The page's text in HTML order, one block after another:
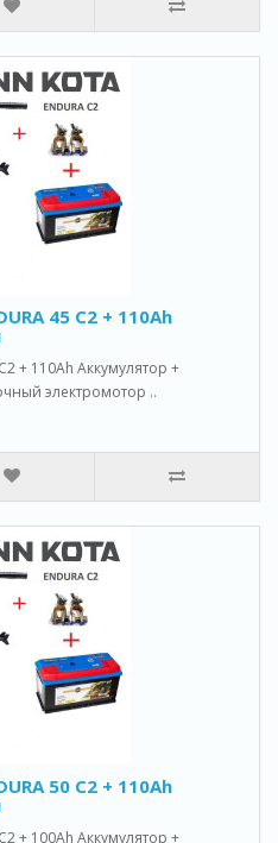
45 C2 + 110Ah
+ 110Ah Аккумулятор +
электромотор ..
50 C2 + 110Ah
+ 100Ah Аккумулятор +